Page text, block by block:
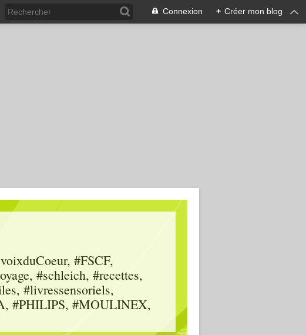
Connexion + Créer mon blog
#FSCF,
#schleich, #recettes,
#livressensoriels,
#PHILIPS, #MOULINEX,